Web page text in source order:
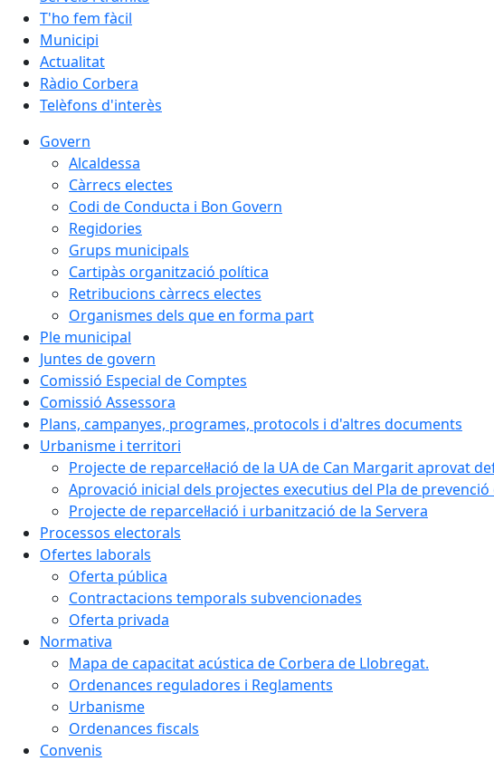
T'ho fem fàcil
Municipi
Actualitat
Ràdio Corbera
Telèfons d'interès
Govern
Alcaldessa
Càrrecs electes
Codi de Conducta i Bon Govern
Regidories
Grups municipals
Cartipàs organització política
Retribucions càrrecs electes
Organismes dels que en forma part
Ple municipal
Juntes de govern
Comissió Especial de Comptes
Comissió Assessora
Plans, campanyes, programes, protocols i d'altres documents
Urbanisme i territori
Projecte de reparcel·lació de la UA de Can Margarit aprovat
Aprovació inicial dels projectes executius del Pla de
Projecte de reparcel·lació i urbanització de la Servera
Processos electorals
Ofertes laborals
Oferta pública
Contractacions temporals subvencionades
Oferta privada
Normativa
Mapa de capacitat acústica de Corbera de Llobregat.
Ordenances reguladores i Reglaments
Urbanisme
Ordenances fiscals
Convenis